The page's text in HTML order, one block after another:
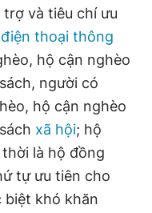
cấp ngày 24.3.2020
Niên. Cấm sao
sự chấp thuận bằng văn
và tiêu chí ưu
điện thoại thông
hộ cận nghèo
người có
hộ cận nghèo
xã hội; hộ
là hộ đồng
tự ưu tiên cho
biệt khó khăn